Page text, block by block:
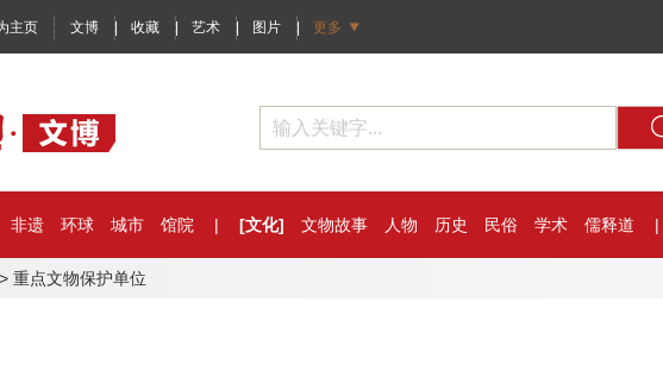
主页 文博 | 收藏 | 艺术 | 图片 | 更多
非遗 环球 城市 馆院 | [文化] 文物故事 人物 历史 民俗 学术 儒释道 |
重点文物保护单位